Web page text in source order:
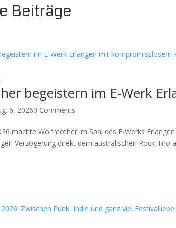
Beiträge
begeistern im E-Werk
6, 20260 Comments
machte Wolfmother im Saal des E-Werks
Verzögerung direkt dem australischen Rock-Trio